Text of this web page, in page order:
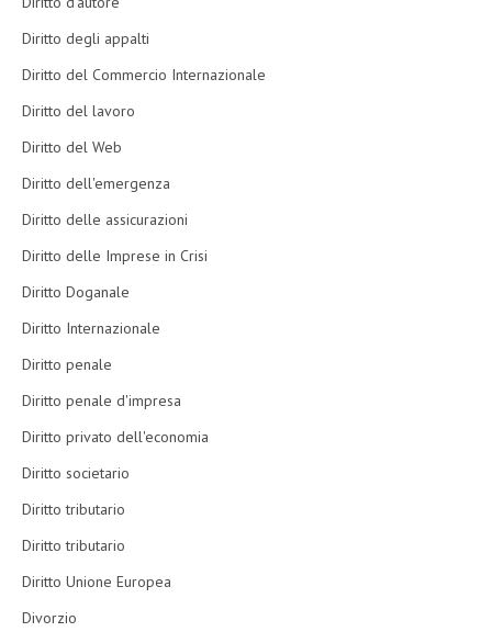
Diritto degli appalti
Diritto del Commercio Internazionale
Diritto del lavoro
Diritto del Web
Diritto dell'emergenza
Diritto delle assicurazioni
Diritto delle Imprese in Crisi
Diritto Doganale
Diritto Internazionale
Diritto penale
Diritto penale d'impresa
Diritto privato dell'economia
Diritto societario
Diritto tributario
Diritto tributario
Diritto Unione Europea
Divorzio